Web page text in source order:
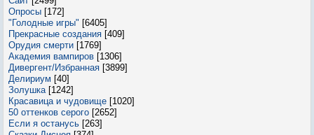
Опросы [172]
"Голодные игры" [6405]
Прекрасные создания [409]
Орудия смерти [1769]
Академия вампиров [1306]
Дивергент/Избранная [3899]
Делириум [40]
Золушка [1242]
Красавица и чудовище [1020]
50 оттенков серого [2652]
Если я останусь [263]